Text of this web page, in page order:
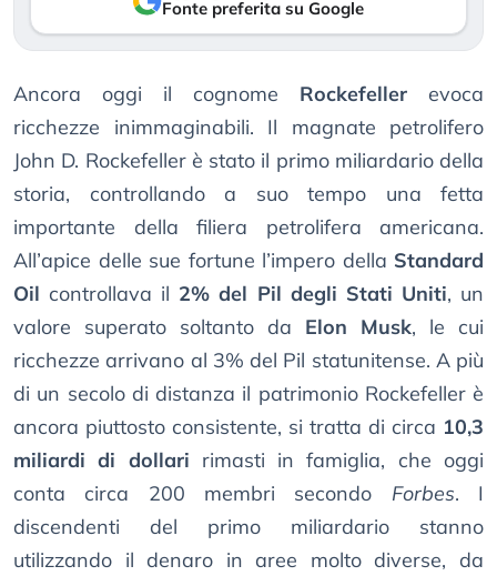
Fonte preferita su Google
Ancora oggi il cognome Rockefeller evoca
ricchezze inimmaginabili. Il magnate petrolifero
John D. Rockefeller è stato il primo miliardario della
storia, controllando a suo tempo una fetta
importante della filiera petrolifera americana.
All’apice delle sue fortune l’impero della Standard
Oil controllava il 2% del Pil degli Stati Uniti, un
valore superato soltanto da Elon Musk, le cui
ricchezze arrivano al 3% del Pil statunitense. A più
di un secolo di distanza il patrimonio Rockefeller è
ancora piuttosto consistente, si tratta di circa 10,3
miliardi di dollari rimasti in famiglia, che oggi
conta circa 200 membri secondo Forbes. I
discendenti del primo miliardario stanno
utilizzando il denaro in aree molto diverse, da